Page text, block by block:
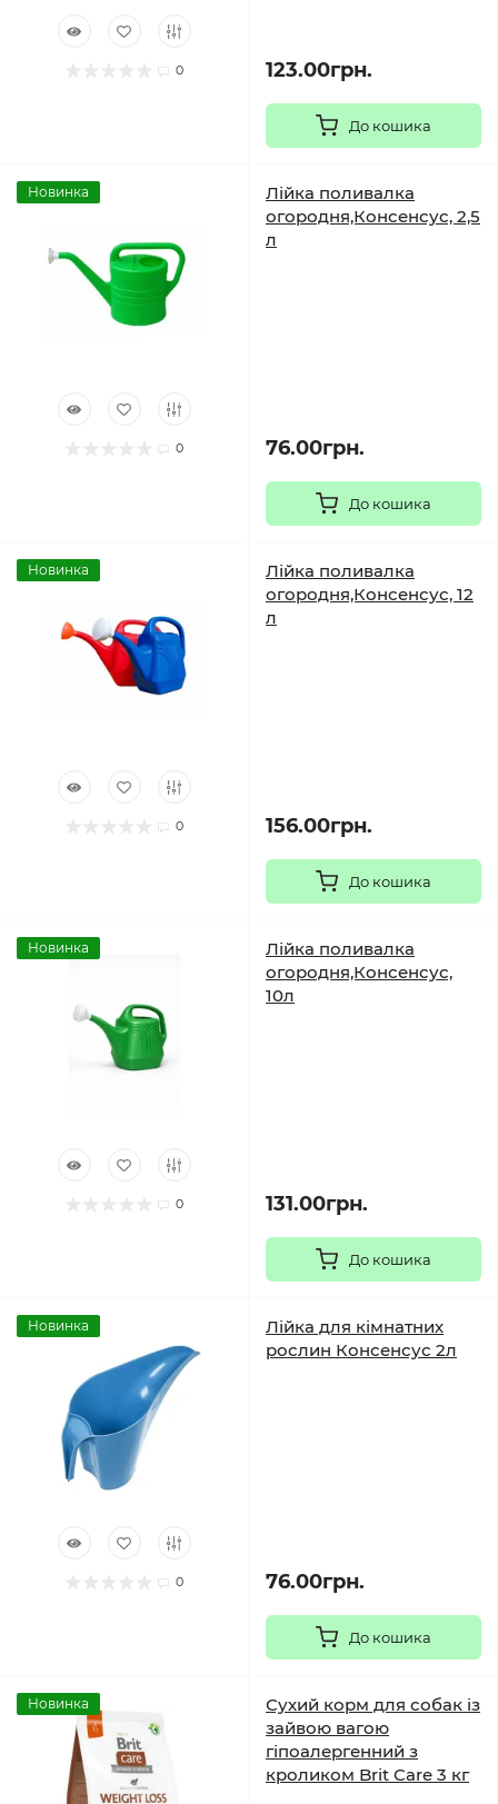
0 123.00грн.
До кошика
Новинка
0
Лійка поливалка
огородня,Консенсус, 2,5
л
76.00грн.
До кошика
Новинка
0
Лійка поливалка
огородня,Консенсус, 12
л
156.00грн.
До кошика
Новинка
0
Лійка поливалка
огородня,Консенсус,
10л
131.00грн.
До кошика
Новинка
0
Лійка для кімнатних
рослин Консенсус 2л
76.00грн.
До кошика
Новинка
Сухий корм для собак із
зайвою вагою
гіпоалергенний з
кроликом Brit Care 3 кг